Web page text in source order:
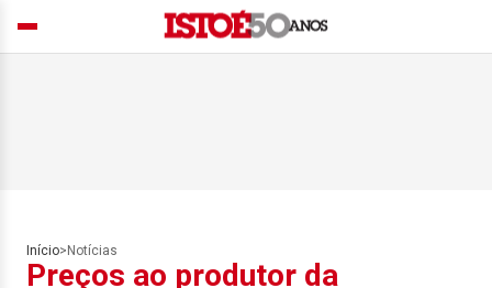
Início> Notícias
Preços ao produtor da